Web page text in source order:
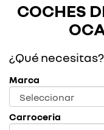
COCHES
¿Qué necesitas?
Marca
Carroceria